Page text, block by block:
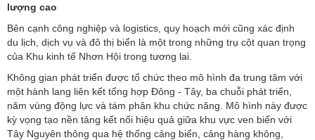
lượng cao
Bên cạnh công nghiệp và logistics, quy hoạch mới cũng xác định
du lịch, dịch vụ và đô thị biển là một trong những trụ cột quan trọng
của Khu kinh tế Nhơn Hội trong tương lai.
Không gian phát triển được tổ chức theo mô hình đa trung tâm với
một hành lang liên kết tổng hợp Đông - Tây, ba chuỗi phát triển,
năm vùng động lực và tám phân khu chức năng. Mô hình này được
kỳ vọng tạo nền tảng kết nối hiệu quả giữa khu vực ven biển với
Tây Nguyên thông qua hệ thống cảng biển, cảng hàng không,